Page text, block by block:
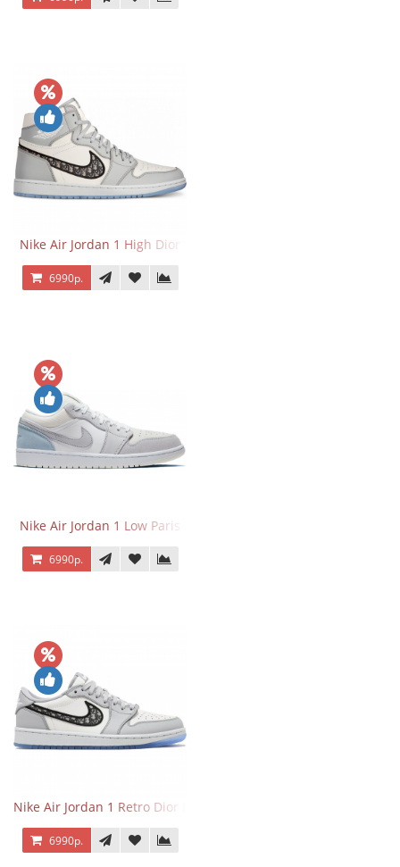
Nike Air Jordan 1 High Dior
6990р.
Nike Air Jordan 1 Low Paris
6990р.
Nike Air Jordan 1 Retro Dior Low
6990р.